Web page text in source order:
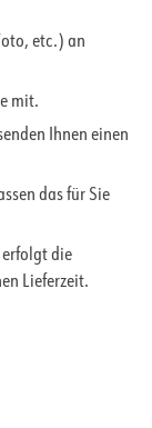
etc.) an
mit.
Ihnen einen
das für Sie
erfolgt die
Lieferzeit.